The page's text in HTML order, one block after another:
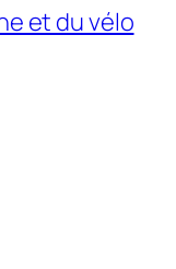
et du vélo